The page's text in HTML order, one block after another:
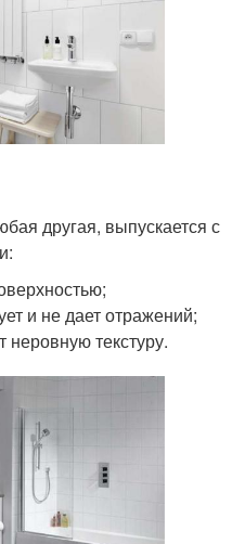
другая, выпускается с
и не дает отражений;
текстуру.